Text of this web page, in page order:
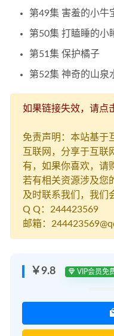
第49集 害羞的小牛
第50集 打瞌睡的小
第51集 保护橘子
第52集 神奇的山泉
如果链接失效，请点
免责声明：本站基于
互联网，分享于互联
有，如果你喜欢，请
若有相关资源涉及您
及时联系我们，我们
Q Q：244423569
邮箱：
￥9.8 VIP会员免